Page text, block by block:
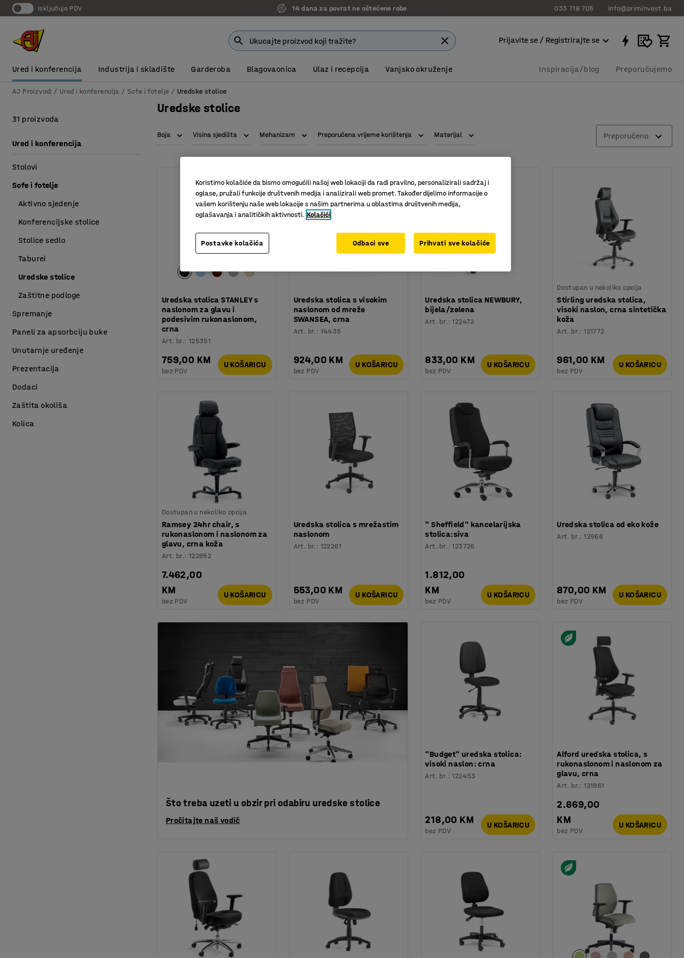
Isključuje PDV 14 dana za povrat ne oštećene robe 033 718 705 info@priminvest.ba
Prijavite se / Registrirajte se
Ured i konferencija Industrija i skladište Garderoba Blagovaonica Ulaz i recepcija Vanjsko okruženje Inspiracija/blog Preporučujemo
AJ Proizvodi Ured i konferencija Sofe i fotelje Uredske stolice
Uredske stolice
Boja Visina sjedišta Mehanizam Preporučena vrijeme korištenja Materijal Preporučeno
Uredska stolica STANLEY s
naslonom za glavu i
podesivim rukonaslonom,
crna
Art. br.: 125351
759,00 KM
bez PDV
U KOŠARICU
Uredska stolica s visokim
naslonom od mreže
SWANSEA, crna
Art. br. : 14435
924,00 KM
bez PDV
U KOŠARICU
Uredska stolica NEWBURY,
bijela/zelena
Art. br. :122472
833,00 KM
bez PDV
U KOŠARICU
Dostupan u nekoliko opcija
Stirling uredska stolica,
visoki naslon, crna sintetička
koža
Art. br.:121772
961,00 KM
bez PDV
U KOŠARICU
Dostupan u nekoliko opcija
Ramsey 24hr chair, s
rukonaslonom i naslonom za
glavu, crna koža
Art. br.: 122852
7.462,00
KM
bez PDV
U KOŠARICU
Uredska stolica s mrežastim
naslonom
Art. br. : 122261
553,00 KM
bez PDV
U KOŠARICU
" Sheffield" kancelarijska
stolica:siva
Art. br. :123726
1.812,00
KM
bez PDV
U KOŠARICU
Uredska stolica od eko kože
Art. br.:12966
870,00 KM
bez PDV
U KOŠARICU
Što treba uzeti u obzir pri odabiru uredske stolice
Pročitajte naš vodič
"Budget" uredska stolica:
visoki naslon: crna
Art. br. :122453
218,00 KM
bez PDV
U KOŠARICU
Alford uredska stolica, s
rukonaslonom i naslonom za
glavu, crna
Art. br.:121861
2.869,00
KM
bez PDV
U KOŠARICU
31 proizvoda
Ured i konferencija
Stolovi
Sofe i fotelje
Aktivno sjedenje
Konferencijske stolice
Stolice sedlo
Taburei
Uredske stolice
Zaštitne podloge
Spremanje
Paneli za apsorbciju buke
Unutarnje uređenje
Prezentacija
Dodaci
Zaštita okoliša
Kolica
Koristimo kolačiće da bismo omogućili našoj web lokaciji da radi pravilno, personalizirali sadržaj i
oglase, pružali funkcije društvenih medija i analizirali web promet. Također dijelimo informacije o
vašem korištenju naše web lokacije s našim partnerima u oblastima društvenih medija,
oglašavanja i analitičkih aktivnosti. Kolačići
Postavke kolačića Odbaci sve Prihvati sve kolačiće